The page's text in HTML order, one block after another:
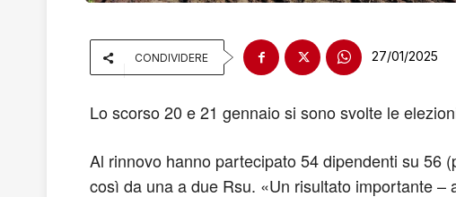
CONDIVIDERE 27/01/2025
Lo scorso 20 e 21 gennaio si sono svolte le
Al rinnovo hanno partecipato 54 dipendenti su 56
così da una a due Rsu. «Un risultato importante